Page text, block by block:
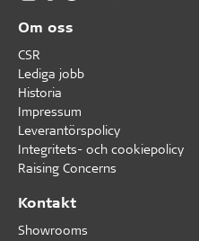
Om oss
CSR
Lediga jobb
Historia
Impressum
Leverantörspolicy
Integritets- och cookiepolicy
Raising Concerns
Kontakt
Showrooms